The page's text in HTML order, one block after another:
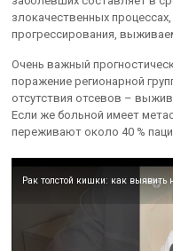
злокачественных
прогрессирования,
Очень важный
поражение регионарной
отсутствия отсевов –
Если же больной имеет
переживают около 40 %
Рак толстой кишки: как выявить